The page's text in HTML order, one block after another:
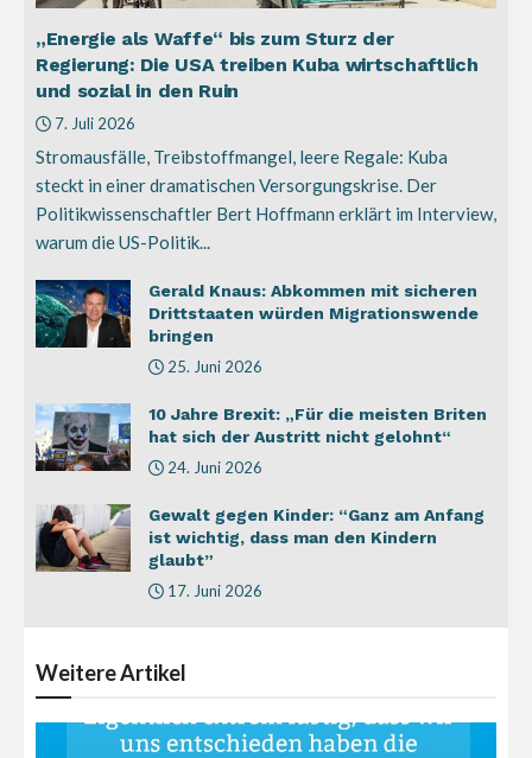
„Energie als Waffe“ bis zum Sturz der
Regierung: Die USA treiben Kuba wirtschaftlich
und sozial in den Ruin
7. Juli 2026
Stromausfälle, Treibstoffmangel, leere Regale: Kuba
steckt in einer dramatischen Versorgungskrise. Der
Politikwissenschaftler Bert Hoffmann erklärt im Interview,
warum die US-Politik...
Gerald Knaus: Abkommen mit sicheren
Drittstaaten würden Migrationswende
bringen
25. Juni 2026
10 Jahre Brexit: „Für die meisten Briten
hat sich der Austritt nicht gelohnt“
24. Juni 2026
Gewalt gegen Kinder: “Ganz am Anfang
ist wichtig, dass man den Kindern
glaubt”
17. Juni 2026
WeitereArtikel